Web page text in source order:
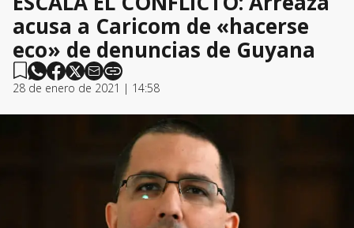
acusa a Caricom de «hacerse
eco» de denuncias de Guyana
28 de enero de 2021 | 14:58